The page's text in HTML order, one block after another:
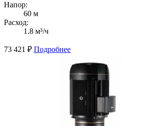
Напор:
60 м
Расход:
1.8 м³/ч
73 421 ₽ Подробнее